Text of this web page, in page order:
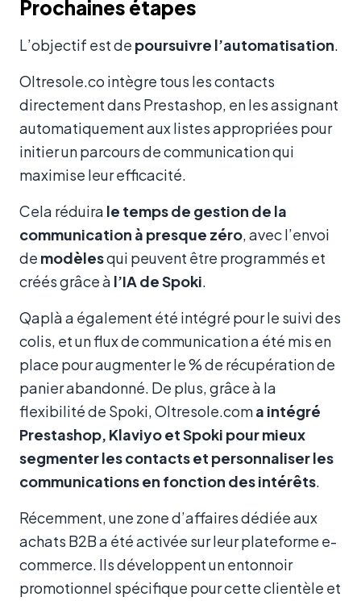
Prochaines étapes
L’objectif est de poursuivre l’automatisation.
Oltresole.co intègre tous les contacts
directement dans Prestashop, en les assignant
automatiquement aux listes appropriées pour
initier un parcours de communication qui
maximise leur efficacité.
Cela réduira le temps de gestion de la
communication à presque zéro, avec l’envoi
de modèlesqui peuvent être programmés et
créés grâce à l’IA de Spoki.
Qaplà a également été intégré pour le suivi des
colis, et un flux de communication a été mis en
place pour augmenter le % de récupération de
panier abandonné. De plus, grâce à la
flexibilité de Spoki, Oltresole.coma intégré
Prestashop, Klaviyo et Spoki pour mieux
segmenter les contacts et personnaliser les
communications en fonction des intérêts.
Récemment, une zone d’affaires dédiée aux
achats B2B a été activée sur leur plateforme e-
commerce. Ils développent un entonnoir
promotionnel spécifique pour cette clientèle et